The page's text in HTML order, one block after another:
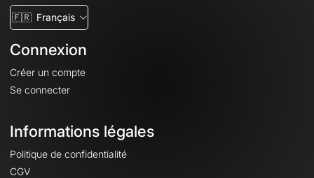
🇫🇷 Français
Connexion
Créer un compte
Se connecter
Informations légales
Politique de confidentialité
CGV